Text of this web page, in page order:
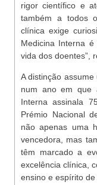
rigor científico e
também a todos
clínica exige
Medicina Interna
vida dos doentes”,
A distinção
num ano em que
Interna assinala
Prémio Nacional
não apenas uma
vencedora, mas
têm marcado a
excelência clínica,
ensino e espírito de